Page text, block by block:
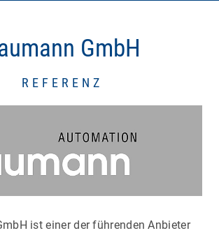
GmbH
REFERENZ
ist einer der führenden Anbieter